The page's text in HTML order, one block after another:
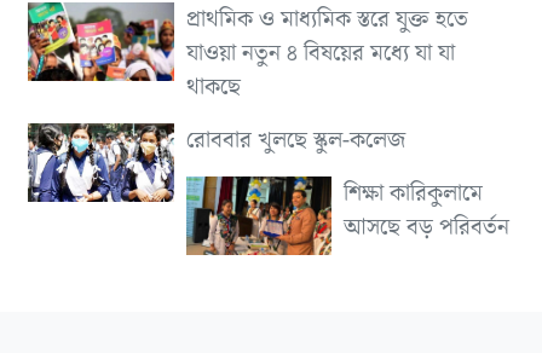
প্রাথমিক ও মাধ্যমিক স্তরে যুক্ত হতে
যাওয়া নতুন ৪ বিষয়ের মধ্যে যা যা
থাকছে
রোববার খুলছে স্কুল-কলেজ
শিক্ষা কারিকুলামে
আসছে বড় পরিবর্তন